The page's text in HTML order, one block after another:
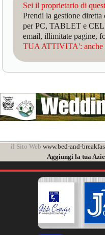
Sei il proprietario di
Prendi la gestione
per PC, TABLET e
email, illimitate pagine,
TUA ATTIVITA': anche
il Sito Web www.bed-and-
Aggiungi la tua